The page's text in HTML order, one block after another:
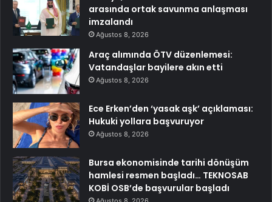
arasında ortak savunma anlaşması
imzalandı
Ağustos 8, 2026
Araç alımında ÖTV düzenlemesi:
Vatandaşlar bayilere akın etti
Ağustos 8, 2026
Ece Erken’den ‘yasak aşk’ açıklaması:
Hukuki yollara başvuruyor
Ağustos 8, 2026
Bursa ekonomisinde tarihi dönüşüm
hamlesi resmen başladı… TEKNOSAB
KOBİ OSB’de başvurular başladı